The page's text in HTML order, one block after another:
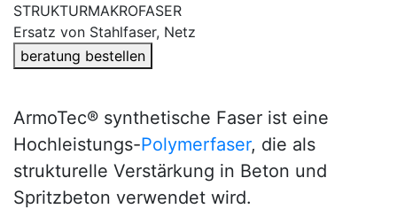
STRUKTURMAKROFASER
Ersatz von Stahlfaser, Netz
beratung bestellen
ArmoTec® synthetische Faser ist eine
Hochleistungs-Polymerfaser, die als
strukturelle Verstärkung in Beton und
Spritzbeton verwendet wird.